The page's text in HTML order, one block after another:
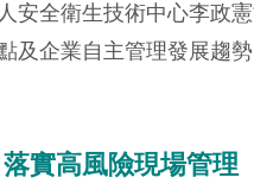
安全衛生技術中心李政
及企業自主管理發展趨
實高風險現場管理